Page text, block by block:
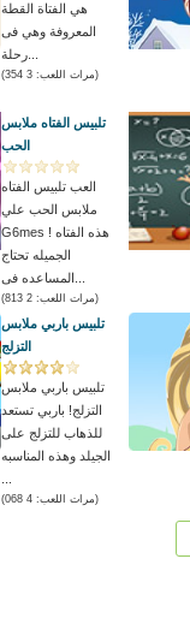
هي الفتاة القطة
المعروفة وهي فى
(مرات اللعب: 3 354)
تلبيس الفتاه ملابس
الحب
العب تلبيس الفتاه
ملابس الحب علي
G6mes ! هذه الفتاه
الجميله تحتاج
(مرات اللعب: 2 813)
تلبيس باربي ملابس
التزلج
تلبيس باربي ملابس
التزلج! باربي تستعد
للذهاب للتزلج على
الجيلد وهذه المناسبه
(مرات اللعب: 4 068)